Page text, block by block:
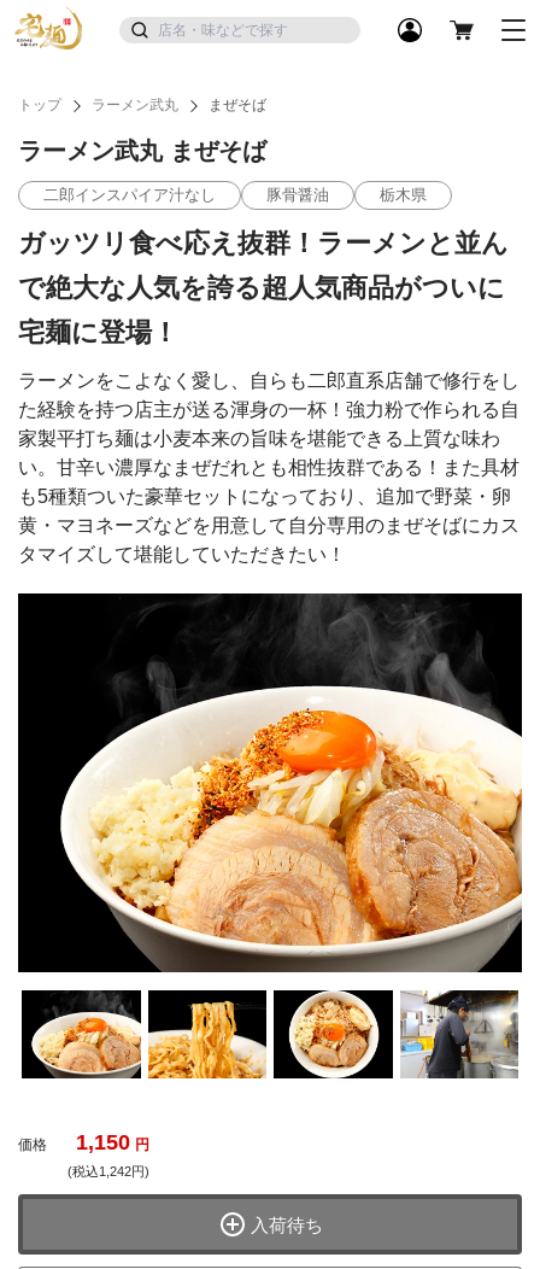
トップ ラーメン武丸 まぜそば
ラーメン武丸 まぜそば
二郎インスパイア汁なし 豚骨醤油 栃木県
ガッツリ食べ応え抜群！ラーメンと並ん
で絶大な人気を誇る超人気商品がついに
宅麺に登場！
ラーメンをこよなく愛し、自らも二郎直系店舗で修行をし
た経験を持つ店主が送る渾身の一杯！強力粉で作られる自
家製平打ち麺は小麦本来の旨味を堪能できる上質な味わ
い。甘辛い濃厚なまぜだれとも相性抜群である！また具材
も5種類ついた豪華セットになっており、追加で野菜・卵
黄・マヨネーズなどを用意して自分専用のまぜそばにカス
タマイズして堪能していただきたい！
価格 1,150 円
(税込1,242円)
入荷待ち